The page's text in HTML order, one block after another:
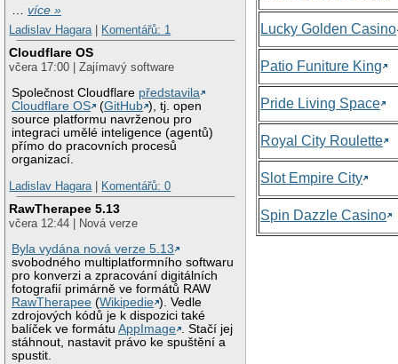
…více »
Ladislav Hagara
Komentářů: 1
Cloudflare OS
včera 17:00 | Zajímavý software
Společnost Cloudflare představila
Cloudflare OS
(GitHub ), tj. open
source platformu navrženou pro
integraci umělé inteligence (agentů)
přímo do pracovních procesů
organizací.
Ladislav Hagara
Komentářů: 0
RawTherapee 5.13
včera 12:44 | Nová verze
Byla vydána nová verze 5.13
svobodného multiplatformního softwaru
pro konverzi a zpracování digitálních
fotografií primárně ve formátů RAW
RawTherapee (Wikipedie ). Vedle
zdrojových kódů je k dispozici také
balíček ve formátuAppImage . Stačí jej
stáhnout, nastavit právo ke spuštění a
spustit.
Lucky Golden Casino
Patio Funiture King
Pride Living Space
Royal City Roulette
Slot Empire City
Spin Dazzle Casino